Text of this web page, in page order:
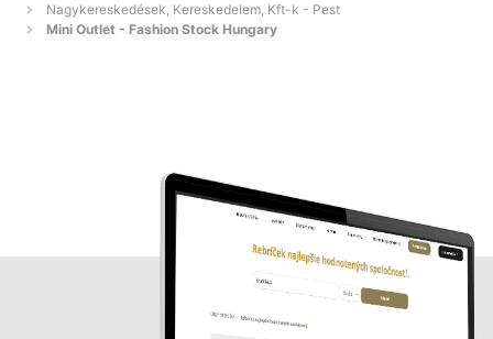
Nagykereskedések, Kereskedelem, Kft-k - Pest
Mini Outlet - Fashion Stock Hungary